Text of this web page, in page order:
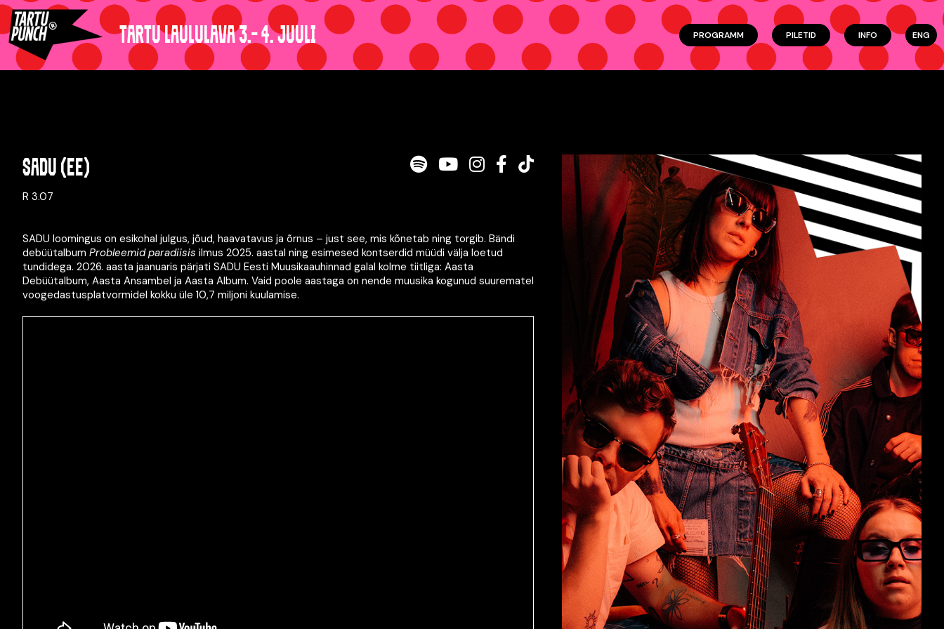
PROGRAMM PILETID INFO ENG
TARTU LAULULAVA 3.- 4. JUULI
SADU (EE)
R 3.07
SpotifyYoutube
Instagram
Facebook
TikTok
SADU loomingus on esikohal julgus, jõud, haavatavus ja õrnus – just see, mis kõnetab ning torgib. Bändi
debüütalbum Probleemid paradiisis ilmus 2025. aastal ning esimesed kontserdid müüdi välja loetud
tundidega. 2026. aasta jaanuaris pärjati SADU Eesti Muusikaauhinnad galal kolme tiitliga: Aasta
Debüütalbum, Aasta Ansambel ja Aasta Album. Vaid poole aastaga on nende muusika kogunud suurematel
voogedastusplatvormidel kokku üle 10,7 miljoni kuulamise.